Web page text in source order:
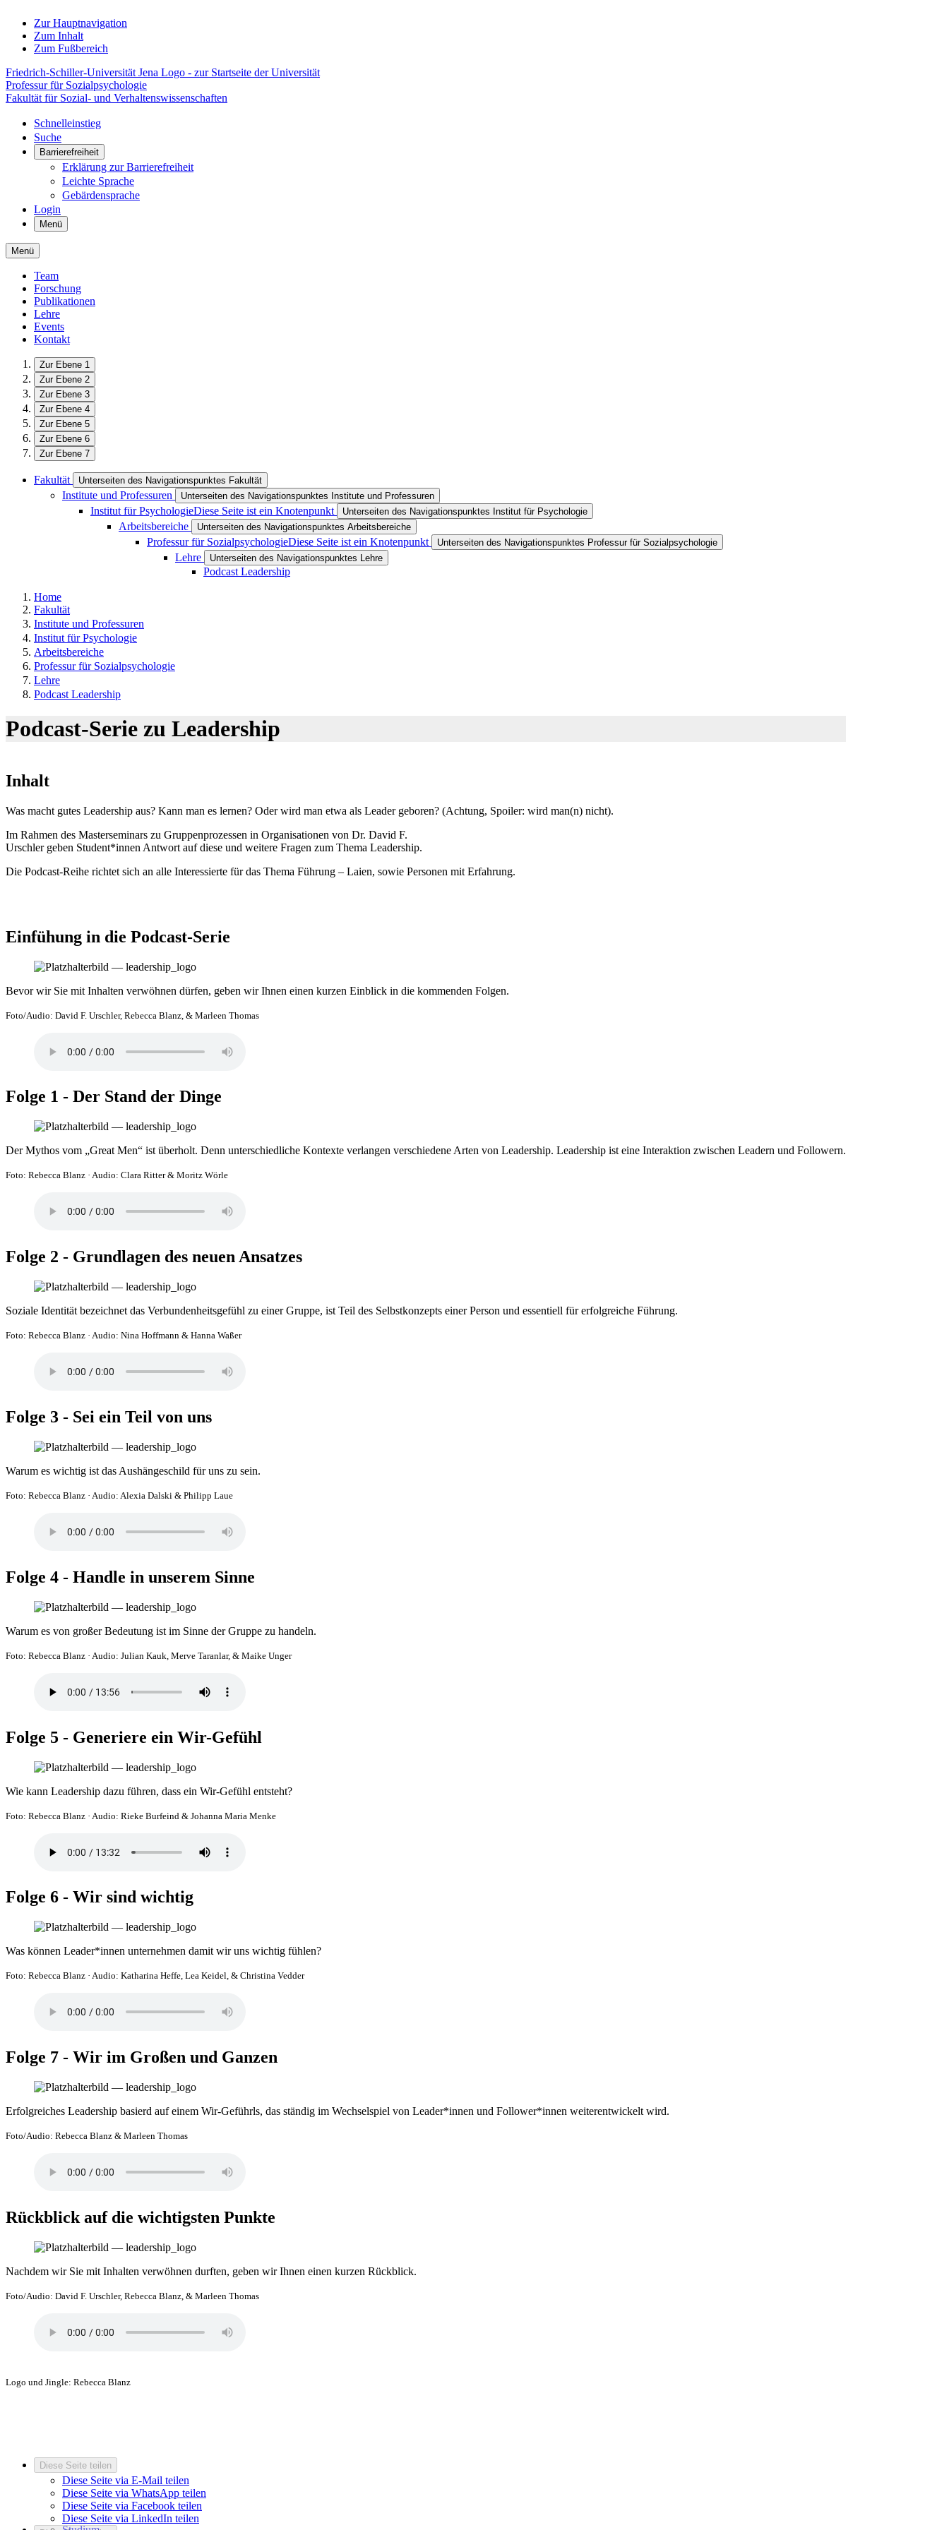
Zur Hauptnavigation
Zum Inhalt
Zum Fußbereich
Friedrich-Schiller-Universität Jena Logo - zur Startseite der Universität
Professur für Sozialpsychologie
Fakultät für Sozial- und Verhaltenswissenschaften
Schnelleinstieg
Suche
Barrierefreiheit
Erklärung zur Barrierefreiheit
Leichte Sprache
Gebärdensprache
Login
Menü
Menü
Team
Forschung
Publikationen
Lehre
Events
Kontakt
Zur Ebene 1
Zur Ebene 2
Zur Ebene 3
Zur Ebene 4
Zur Ebene 5
Zur Ebene 6
Zur Ebene 7
Fakultät Unterseiten des Navigationspunktes Fakultät
Institute und Professuren Unterseiten des Navigationspunktes Institute und Professuren
Institut für PsychologieDiese Seite ist ein Knotenpunkt Unterseiten des Navigationspunktes Institut für Psychologie
Arbeitsbereiche Unterseiten des Navigationspunktes Arbeitsbereiche
Professur für SozialpsychologieDiese Seite ist ein Knotenpunkt Unterseiten des Navigationspunktes Professur für Sozialpsychologie
Lehre Unterseiten des Navigationspunktes Lehre
Podcast Leadership
Home
Fakultät
Institute und Professuren
Institut für Psychologie
Arbeitsbereiche
Professur für Sozialpsychologie
Lehre
Podcast Leadership
Podcast-Serie zu Leadership
Inhalt
Was macht gutes Leadership aus? Kann man es lernen? Oder wird man etwa als Leader geboren? (Achtung, Spoiler: wird man(n) nicht).
Im Rahmen des Masterseminars zu Gruppenprozessen in Organisationen von Dr. David F.
Urschler geben Student*innen Antwort auf diese und weitere Fragen zum Thema Leadership.
Die Podcast-Reihe richtet sich an alle Interessierte für das Thema Führung – Laien, sowie Personen mit Erfahrung.
Einfühung in die Podcast-Serie
Bevor wir Sie mit Inhalten verwöhnen dürfen, geben wir Ihnen einen kurzen Einblick in die kommenden Folgen.
Foto/Audio: David F. Urschler, Rebecca Blanz, & Marleen Thomas
Folge 1 - Der Stand der Dinge
Der Mythos vom „Great Men“ ist überholt. Denn unterschiedliche Kontexte verlangen verschiedene Arten von Leadership. Leadership ist eine Interaktion zwischen Leadern und Followern.
Foto: Rebecca Blanz · Audio: Clara Ritter & Moritz Wörle
Folge 2 - Grundlagen des neuen Ansatzes
Soziale Identität bezeichnet das Verbundenheitsgefühl zu einer Gruppe, ist Teil des Selbstkonzepts einer Person und essentiell für erfolgreiche Führung.
Foto: Rebecca Blanz · Audio: Nina Hoffmann & Hanna Waßer
Folge 3 - Sei ein Teil von uns
Warum es wichtig ist das Aushängeschild für uns zu sein.
Foto: Rebecca Blanz · Audio: Alexia Dalski & Philipp Laue
Folge 4 - Handle in unserem Sinne
Warum es von großer Bedeutung ist im Sinne der Gruppe zu handeln.
Foto: Rebecca Blanz · Audio: Julian Kauk, Merve Taranlar, & Maike Unger
Folge 5 - Generiere ein Wir-Gefühl
Wie kann Leadership dazu führen, dass ein Wir-Gefühl entsteht?
Foto: Rebecca Blanz · Audio: Rieke Burfeind & Johanna Maria Menke
Folge 6 - Wir sind wichtig
Was können Leader*innen unternehmen damit wir uns wichtig fühlen?
Foto: Rebecca Blanz · Audio: Katharina Heffe, Lea Keidel, & Christina Vedder
Folge 7 - Wir im Großen und Ganzen
Erfolgreiches Leadership basierd auf einem Wir-Geführls, das ständig im Wechselspiel von Leader*innen und Follower*innen weiterentwickelt wird.
Foto/Audio: Rebecca Blanz & Marleen Thomas
Rückblick auf die wichtigsten Punkte
Nachdem wir Sie mit Inhalten verwöhnen durften, geben wir Ihnen einen kurzen Rückblick.
Foto/Audio: David F. Urschler, Rebecca Blanz, & Marleen Thomas
Logo und Jingle: Rebecca Blanz
Diese Seite teilen
Diese Seite via E-Mail teilen
Diese Seite via WhatsApp teilen
Diese Seite via Facebook teilen
Diese Seite via LinkedIn teilen